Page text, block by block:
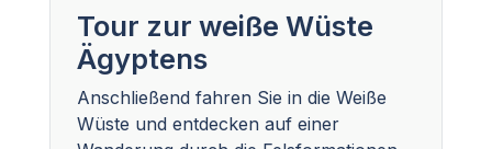
Tour zur weiße Wüste
Ägyptens
Anschließend fahren Sie in die Weiße
Wüste und entdecken auf einer